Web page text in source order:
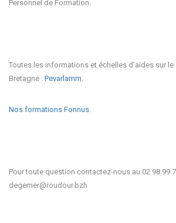
Personnel de Formation.
Toutes les informations et échelles d’aides sur
Bretagne : Pevarlamm.
Nos formations Fonnus
Pour toute question contactez-nous au 02 98 99
degemer@roudour.bzh